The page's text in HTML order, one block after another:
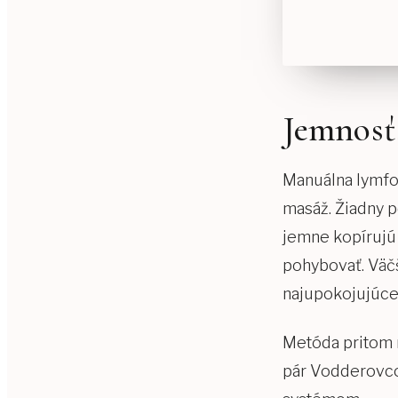
Manuálna
masáž. Žiadny
jemne kopírujú
pohybovať.
Metóda pritom
pár